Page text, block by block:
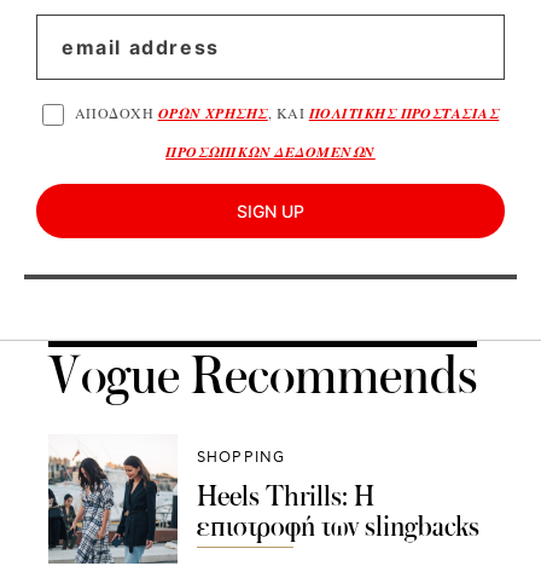
ΑΠΟΔΟΧΗ ΟΡΩΝ ΧΡΗΣΗΣ, ΚΑΙΠΟΛΙΤΙΚΗΣ ΠΡΟΣΤΑΣΙΑΣ
ΠΡΟΣΩΠΙΚΩΝ ΔΕΔΟΜΕΝΩΝ
SIGN UP
Vogue Recommends
SHOPPING
Heels Thrills: Η
επιστροφή των slingbacks